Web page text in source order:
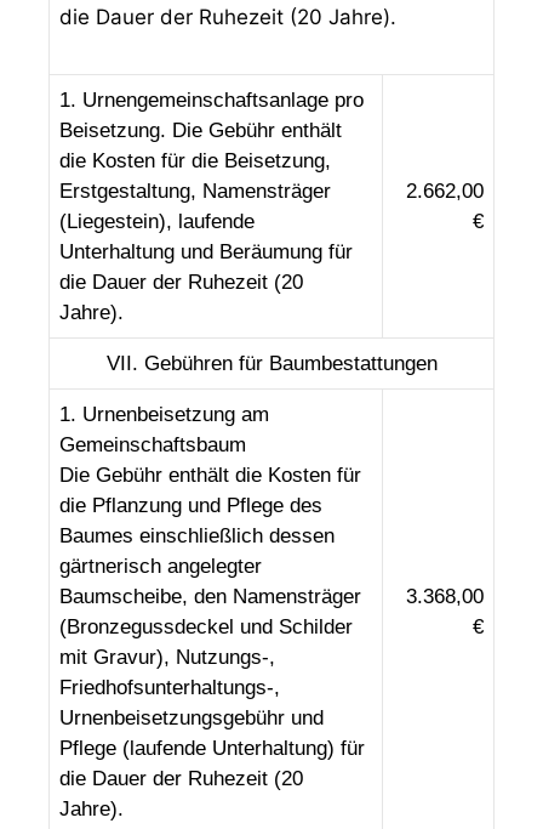
die Dauer der Ruhezeit (20 Jahre).
1. Urnengemeinschaftsanlage pro
Beisetzung. Die Gebühr enthält
die Kosten für die Beisetzung,
Erstgestaltung, Namensträger
(Liegestein), laufende
Unterhaltung und Beräumung für
die Dauer der Ruhezeit (20
Jahre).
2.662,00
€
VII. Gebühren für Baumbestattungen
1. Urnenbeisetzung am
Gemeinschaftsbaum
Die Gebühr enthält die Kosten für
die Pflanzung und Pflege des
Baumes einschließlich dessen
gärtnerisch angelegter
Baumscheibe, den Namensträger
(Bronzegussdeckel und Schilder
mit Gravur), Nutzungs-,
Friedhofsunterhaltungs-,
Urnenbeisetzungsgebühr und
Pflege (laufende Unterhaltung) für
die Dauer der Ruhezeit (20
Jahre).
3.368,00
€